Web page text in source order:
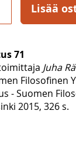
Lisää
71
Juha
Filosofinen
- Suomen
2015, 326 s.